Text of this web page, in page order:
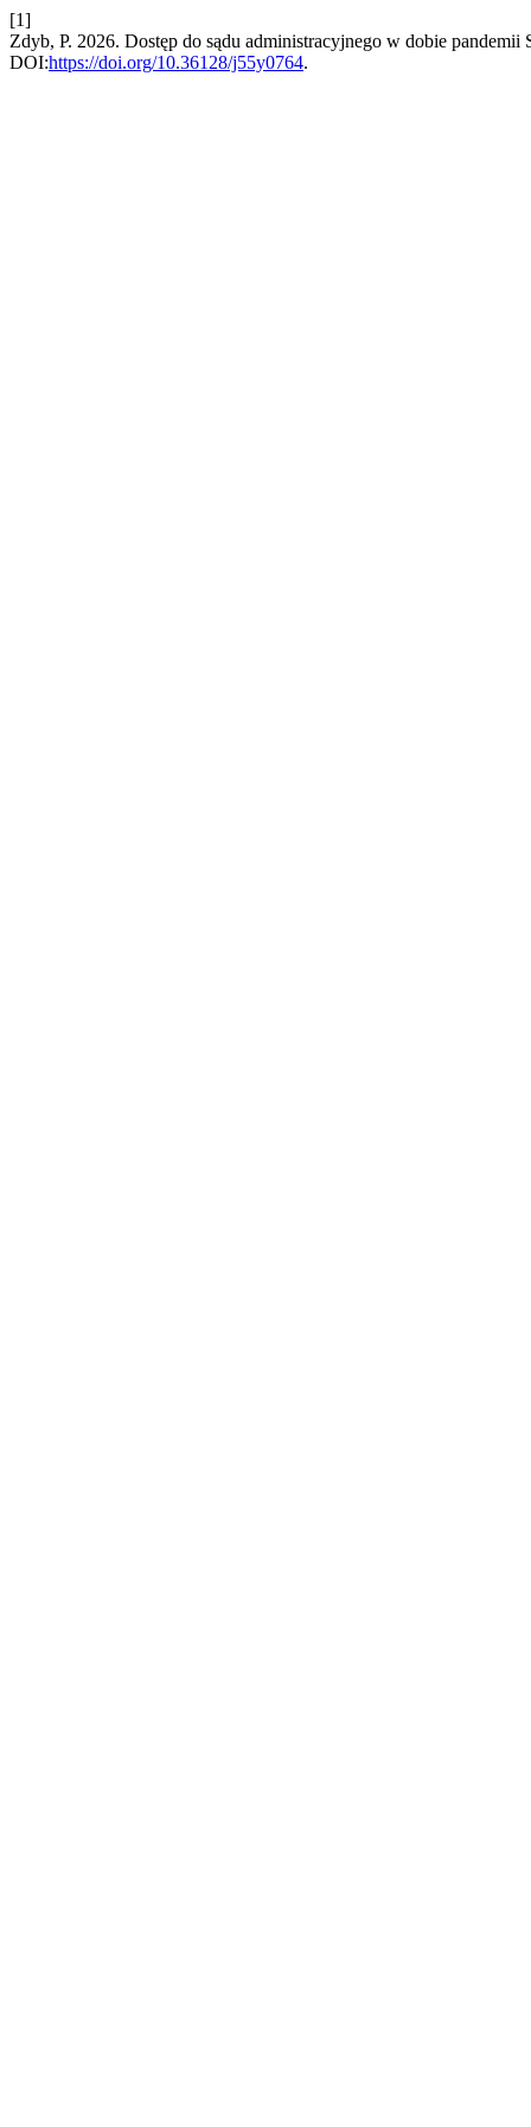
[1]
Zdyb, P. 2026. Dostęp do sądu administracyjnego w dobie
DOI:https://doi.org/10.36128/j55y0764.